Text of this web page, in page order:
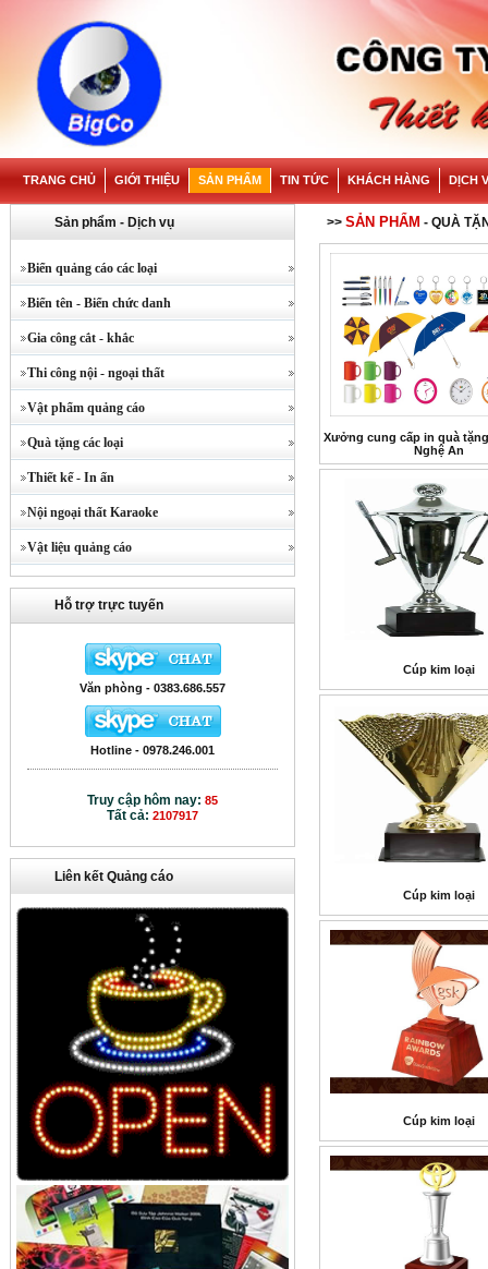
TRANG CHỦ GIỚI THIỆU SẢN PHẨM TIN TỨC KHÁCH HÀNG DỊCH
Sản phẩm - Dịch vụ
Biển quảng cáo các loại
Biển tên - Biển chức danh
Gia công cắt - khắc
Thi công nội - ngoại thất
Vật phẩm quảng cáo
Quà tặng các loại
Thiết kế - In ấn
Nội ngoại thất Karaoke
Vật liệu quảng cáo
Hỗ trợ trực tuyến
Văn phòng - 0383.686.557
Hotline - 0978.246.001
Truy cập hôm nay: 85
Tất cả: 2107917
Liên kết Quảng cáo
>> SẢN PHẨM - QUÀ
Xưởng cung cấp in quà
Nghệ An
Cúp kim loại
Cúp kim loại
Cúp kim loại